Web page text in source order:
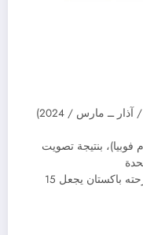
اعتمدت الجمعية العامة للأمم المتحدة (15 / آذار ــ مارس / 2024)
فوبيا)، بنتيجة تصويت
البالغ عددهم 193 عضوا بالإجماع قرارا اقترحته باكستان يجعل 15